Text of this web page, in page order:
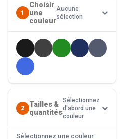
1
Choisir
une
couleur
Aucune
sélection
2
Tailles &
quantités
Sélectionnez
d'abord une
couleur
Sélectionnez une couleur